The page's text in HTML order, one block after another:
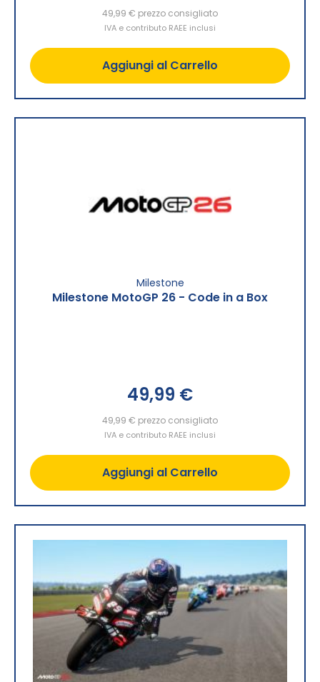
49,99 € prezzo consigliato
IVA e contributo RAEE inclusi
Aggiungi al Carrello
Milestone
Milestone MotoGP 26 - Code in a Box
49,99 €
49,99 € prezzo consigliato
IVA e contributo RAEE inclusi
Aggiungi al Carrello